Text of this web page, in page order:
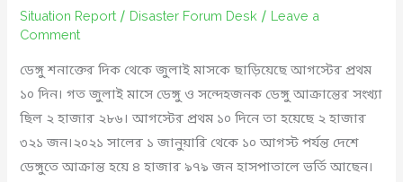
নজর
হবে
Situation Report/ Disaster Forum Desk / Leave a
Comment
ডেঙ্গু শনাক্তের দিক থেকে জুলাই মাসকে ছাড়িয়েছে আগস্টের প্রথম
১০ দিন। গত জুলাই মাসে ডেঙ্গু ও সন্দেহজনক ডেঙ্গু আক্রান্তের সংখ্যা
ছিল ২ হাজার ২৮৬। আগস্টের প্রথম ১০ দিনে তা হয়েছে ২ হাজার
৩২১ জন।২০২১ সালের ১ জানুয়ারি থেকে ১০ আগস্ট পর্যন্ত দেশে
ডেঙ্গুতে আক্রান্ত হয়ে ৪ হাজার ৯৭৯ জন হাসপাতালে ভর্তি আছেন।